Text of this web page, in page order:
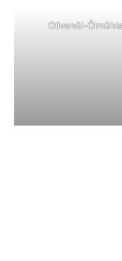
Olivenöl-